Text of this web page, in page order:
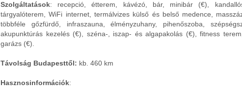
Szolgáltatások: recepció, étterem, kávézó, bár, minibár (€),
tárgyalóterem, WiFi internet, termálvizes külső és belső medence,
többféle gőzfürdő, infraszauna, élményzuhany, pihenőszoba,
akupunktúrás kezelés (€), széna-, iszap- és algapakolás (€), fitness
garázs (€).
Távolság Budapesttől: kb. 460 km
Hasznosinformációk: